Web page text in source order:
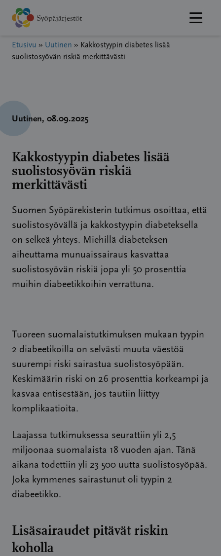
Hyppää
sisältöön
Etusivu » Uutinen » Kakkostyypin diabetes lisää
suolistosyövän riskiä merkittävästi
Uutinen, 08.09.2025
Kakkostyypin diabetes lisää
suolistosyövän riskiä
merkittävästi
Suomen Syöpärekisterin tutkimus osoittaa, että
suolistosyövällä ja kakkostyypin diabeteksella
on selkeä yhteys. Miehillä diabeteksen
aiheuttama munuaissairaus kasvattaa
suolistosyövän riskiä jopa yli 50 prosenttia
muihin diabeetikkoihin verrattuna.
Tuoreen suomalais­tutkimuksen mukaan tyypin
2 diabeetikoilla on selvästi muuta väestöä
suurempi riski sairastua suolistosyöpään.
Keskimäärin riski on 26 prosenttia korkeampi ja
kasvaa entisestään, jos tautiin liittyy
komplikaatioita.
Laajassa tutkimuksessa seurattiin yli 2,5
miljoonaa suomalaista 18 vuoden ajan. Tänä
aikana todettiin yli 23 500 uutta suolistosyöpää.
Joka kymmenes sairastunut oli tyypin 2
diabeetikko.
Lisäsairaudet pitävät riskin
koholla